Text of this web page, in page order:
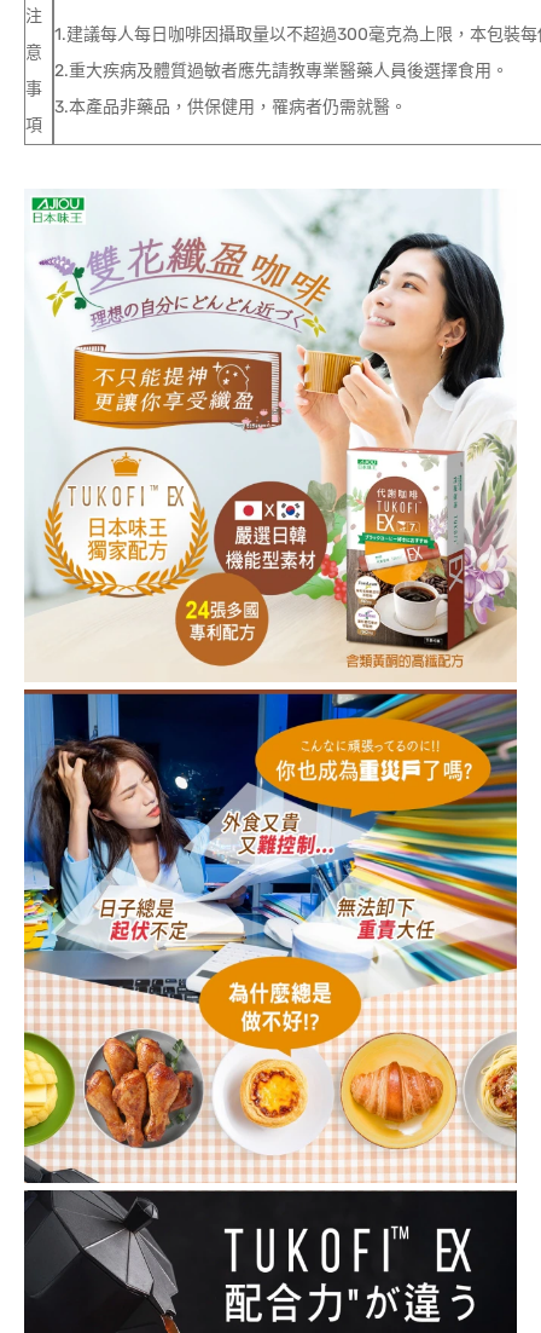
注
意
事
項
1.建議每人每日咖啡因攝取量以不超過300毫克為上限，本包裝
2.重大疾病及體質過敏者應先請教專業醫藥人員後選擇食用。
3.本產品非藥品，供保健用，罹病者仍需就醫。